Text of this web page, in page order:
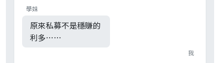
學妹
原來私募不是穩賺的
利多⋯⋯
我